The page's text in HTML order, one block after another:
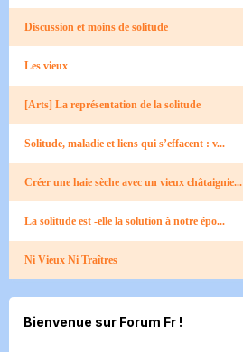
Discussion et moins de solitude
Les vieux
[Arts] La représentation de la solitude
Solitude, maladie et liens qui s’effacent : v...
Créer une haie sèche avec un vieux châtaignie...
La solitude est -elle la solution à notre épo...
Ni Vieux Ni Traîtres
Bienvenue sur Forum Fr !